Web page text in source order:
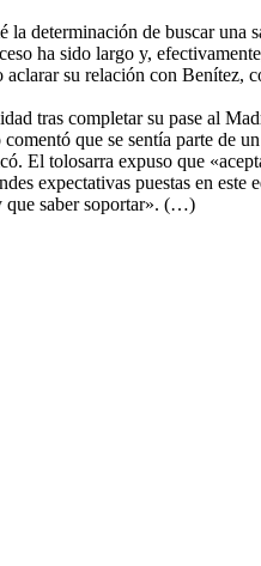
la determinación de buscar
ha sido largo y,
su relación con Benítez,
tras completar su pase al
que se sentía parte de
El tolosarra expuso que
expectativas puestas en este
que saber soportar». (…)